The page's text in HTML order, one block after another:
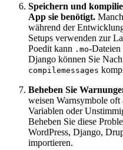
Speichern und
App sie benötigt.
während der
Setups verwenden zur
Poedit kann .mo-Dateien
Django können Sie
compilemessages
Beheben Sie
weisen Warnsymbole oft
Variablen oder
Beheben Sie diese
WordPress, Django,
importieren.